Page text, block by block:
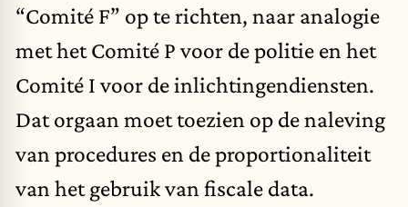
“Comité F” op te richten, naar analogie
met het Comité P voor de politie en het
Comité I voor de inlichtingendiensten.
Dat orgaan moet toezien op de naleving
van procedures en de proportionaliteit
van het gebruik van fiscale data.